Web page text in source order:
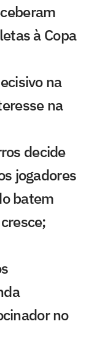
à Copa
na
na
decide
jogadores
batem
no